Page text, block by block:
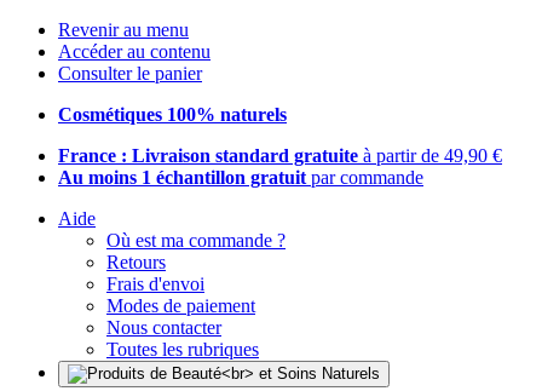
Revenir au menu
Accéder au contenu
Consulter le panier
Cosmétiques 100% naturels
France : Livraison standard gratuite à partir de 49,90 €
Au moins 1 échantillon gratuit par commande
Aide
Où est ma commande ?
Retours
Frais d'envoi
Modes de paiement
Nous contacter
Toutes les rubriques